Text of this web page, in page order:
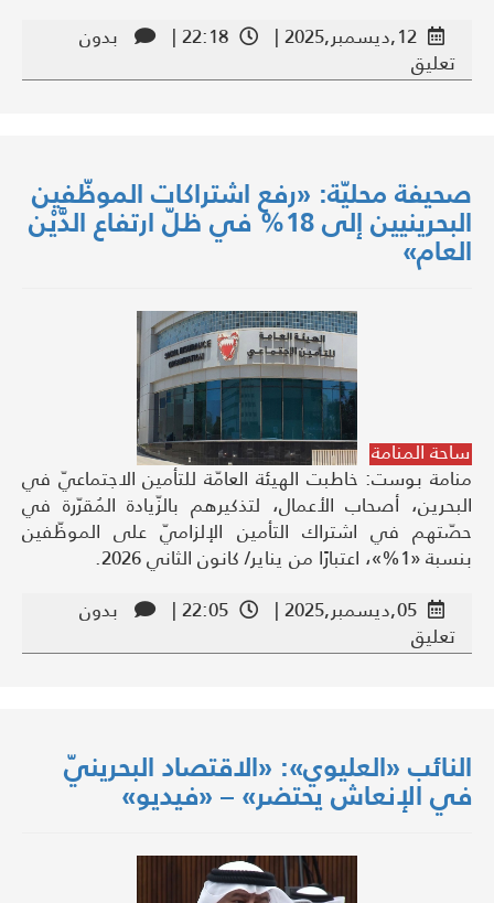
12,ديسمبر,2025 |
22:18 |
بدون
تعليق
صحيفة محليّة: «رفع اشتراكات الموظّفين
البحرينيين إلى 18% في ظلّ ارتفاع الدَّيْن
العام»
ساحة المنامة
منامة بوست: خاطبت الهيئة العامّة للتأمين الاجتماعيّ في
البحرين، أصحاب الأعمال، لتذكيرهم بالزّيادة المُقرّرة في
حصّتهم في اشتراك التأمين الإلزاميّ على الموظّفين
بنسبة «1%»، اعتبارًا من يناير/ كانون الثاني 2026.
05,ديسمبر,2025 |
22:05 |
بدون
تعليق
النائب «العليوي»: «الاقتصاد البحرينيّ
في الإنعاش يحتضر» – «فيديو»